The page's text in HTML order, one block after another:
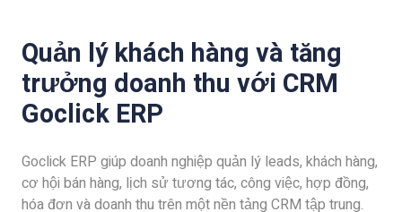
Quản lý khách hàng và tăng
trưởng doanh thu với CRM
Goclick ERP
Goclick ERP giúp doanh nghiệp quản lý leads, khách hàng,
cơ hội bán hàng, lịch sử tương tác, công việc, hợp đồng,
hóa đơn và doanh thu trên một nền tảng CRM tập trung.